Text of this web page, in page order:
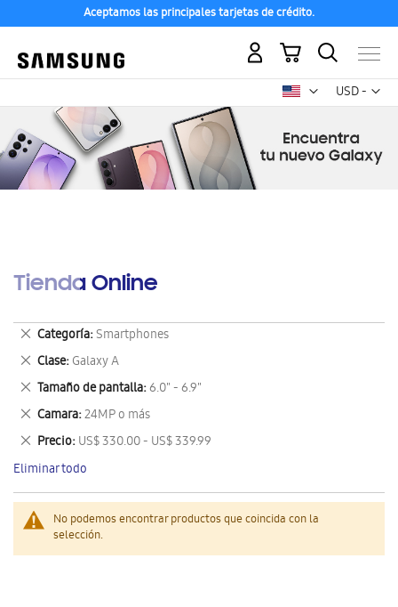
Aceptamos las principales tarjetas de crédito.
USD -
dólar
Mi carrito
Tienda Online
No podemos encontrar productos que coincida con la
selección.
Categoría Smartphones
Eliminar
este
artículo
Clase Galaxy A
Eliminar
este
artículo
Tamaño de pantalla 6.0" - 6.9"
Eliminar
este
artículo
Camara 24MP o más
Eliminar
este
artículo
Precio US$ 330.00 - US$ 339.99
Eliminar
este
artículo
Eliminar todo